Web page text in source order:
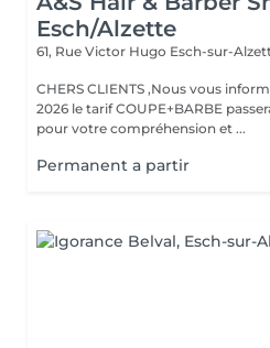
Esch/Alzette
61, Rue Victor Hugo Esch-sur-
CHERS CLIENTS ,Nous vous
2026 le tarif COUPE+BARBE
pour votre compréhension et ...
Permanent a partir